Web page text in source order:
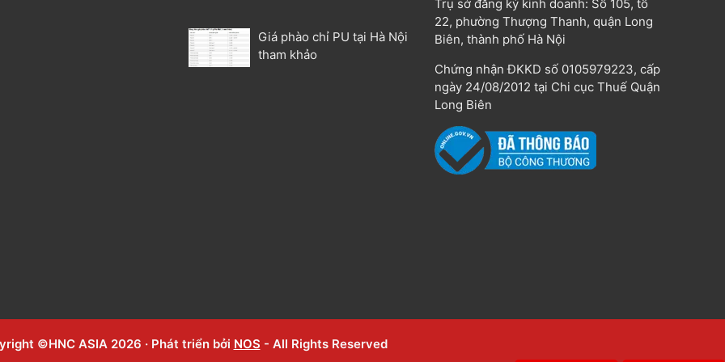
Giá phào chỉ PU tại Hà Nội
tham khảo
Trụ sở đăng ký kinh doanh: Số 105, tổ
22, phường Thượng Thanh, quận Long
Biên, thành phố Hà Nội
Chứng nhận ĐKKD số 0105979223, cấp
ngày 24/08/2012 tại Chi cục Thuế Quận
Long Biên
©HNC ASIA 2026 · Phát triển bởi NOS - All Rights Reserved